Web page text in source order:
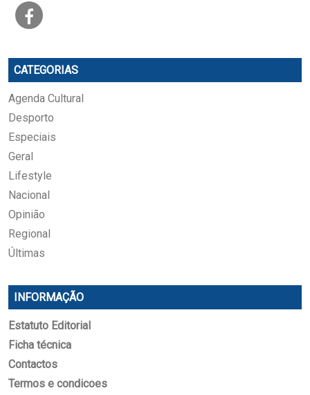
CATEGORIAS
Agenda Cultural
Desporto
Especiais
Geral
Lifestyle
Nacional
Opinião
Regional
Últimas
INFORMAÇÃO
Estatuto Editorial
Ficha técnica
Contactos
Termos e condicoes